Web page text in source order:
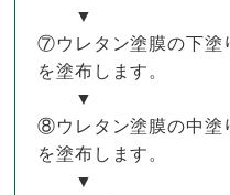
▼
⑦ウレタン塗膜の下塗
を塗布します。
▼
⑧ウレタン塗膜の中塗
を塗布します。
▼